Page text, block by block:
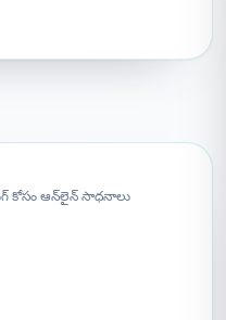
కోసం ఆన్‌లైన్ సాధనాలు